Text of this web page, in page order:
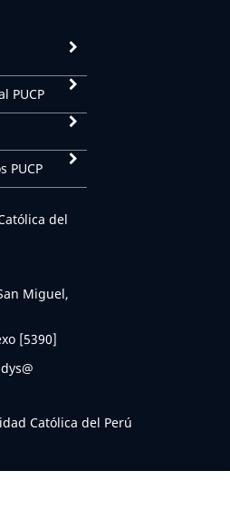
PUCP
PUCP
del
Miguel,
[5390]
Católica del Perú